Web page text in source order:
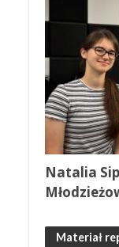
Natalia
Materiał